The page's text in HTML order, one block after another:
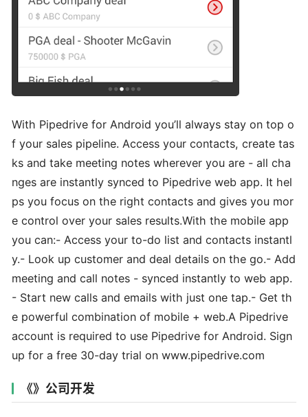
With Pipedrive for Android you’ll always stay on top o
f your sales pipeline. Access your contacts, create tas
ks and take meeting notes wherever you are - all cha
nges are instantly synced to Pipedrive web app. It hel
ps you focus on the right contacts and gives you mor
e control over your sales results.With the mobile app
you can:- Access your to-do list and contacts instantl
y.- Look up customer and deal details on the go.- Add
meeting and call notes - synced instantly to web app.
- Start new calls and emails with just one tap.- Get th
e powerful combination of mobile + web.A Pipedrive
account is required to use Pipedrive for Android. Sign
up for a free 30-day trial on www.pipedrive.com
《》公司开发